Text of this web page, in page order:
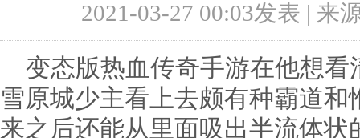
2021-03-27 00:03发表 | 来
变态版热血传奇手游在他想看
雪原城少主看上去颇有种霸道
来之后还能从里面吸出半流体